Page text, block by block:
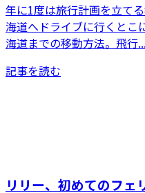
年に1度は旅行計画を立て
海道へドライブに行くとこ
海道までの移動方法。飛行...
記事を読む
リリー、初めてのフェ